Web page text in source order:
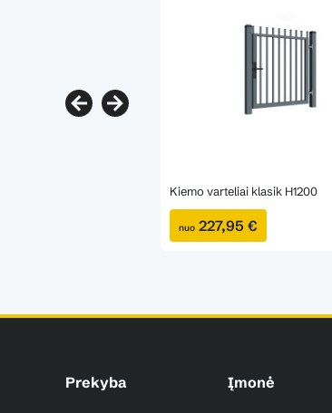
Kiemo varteliai klasik H1200
nuo 227,95 €
Prekyba Įmonė